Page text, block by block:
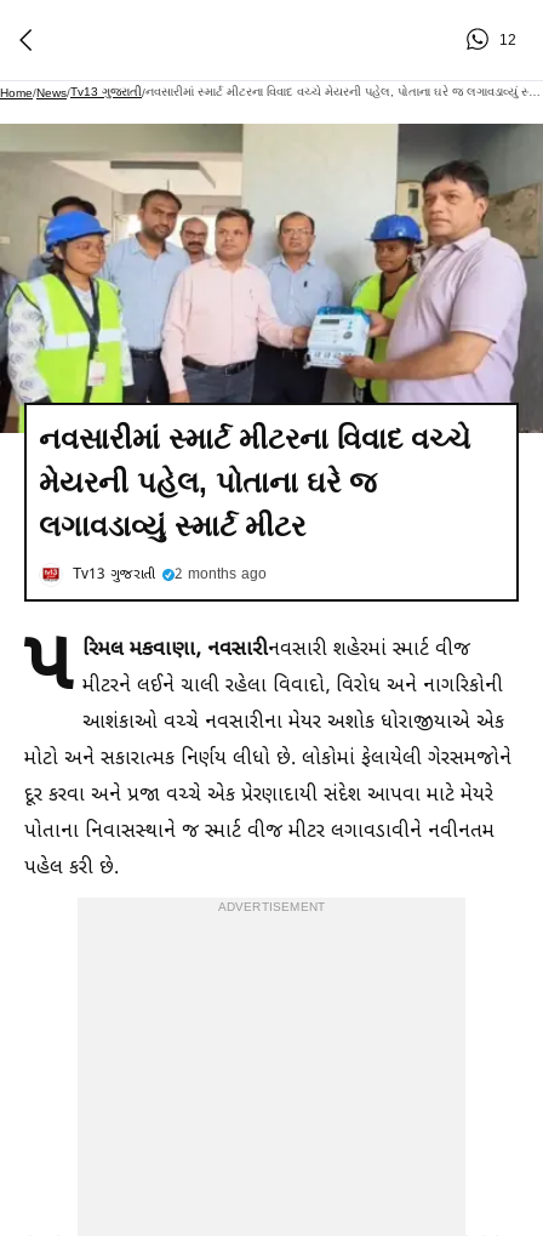
12
Home/News/Tv13 ગુજરાતી/ નવસારીમાં સ્માર્ટ મીટરના વિવાદ વચ્ચે મેયરની પહેલ, પોતાના ઘરે જ લગાવડાવ્યું સ્માર્ટ મીટર
નવસારીમાં સ્માર્ટ મીટરના વિવાદ વચ્ચે
મેયરની પહેલ, પોતાના ઘરે જ
લગાવડાવ્યું સ્માર્ટ મીટર
Tv13 ગુજરાતી 2 months ago
પ રિમલ મકવાણા, નવસારીનવસારી શહેરમાં સ્માર્ટ વીજ
મીટરને લઈને ચાલી રહેલા વિવાદો, વિરોધ અને નાગરિકોની
આશંકાઓ વચ્ચે નવસારીના મેયર અશોક ધોરાજીયાએ એક
મોટો અને સકારાત્મક નિર્ણય લીધો છે. લોકોમાં ફેલાયેલી ગેરસમજોને
દૂર કરવા અને પ્રજા વચ્ચે એક પ્રેરણાદાયી સંદેશ આપવા માટે મેયરે
પોતાના નિવાસસ્થાને જ સ્માર્ટ વીજ મીટર લગાવડાવીને નવીનતમ
પહેલ કરી છે.
ADVERTISEMENT